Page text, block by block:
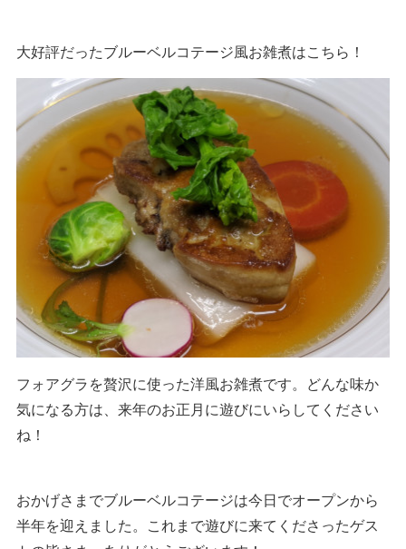
大好評だったブルーベルコテージ風お雑煮はこちら！
フォアグラを贅沢に使った洋風お雑煮です。どんな味か
気になる方は、来年のお正月に遊びにいらしてください
ね！
おかげさまでブルーベルコテージは今日でオープンから
半年を迎えました。これまで遊びに来てくださったゲス